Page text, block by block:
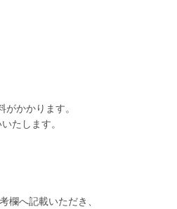
かかります。
たします。
へ記載いただき、